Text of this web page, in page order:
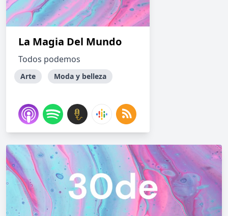
La Magia Del Mundo
Todos podemos
Arte Moda y belleza